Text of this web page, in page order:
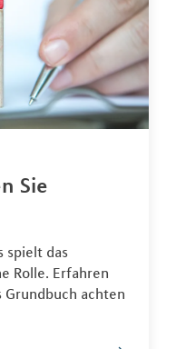
Sie
spielt das
Rolle. Erfahren
Grundbuch achten